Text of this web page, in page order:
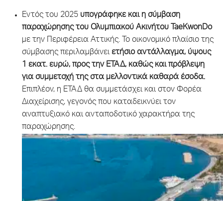
Εντός του 2025 υπογράφηκε και η σύμβαση
παραχώρησης του Ολυμπιακού Ακινήτου TaeKwonDo
με την Περιφέρεια Αττικής. Το οικονομικό πλαίσιο της
σύμβασης περιλαμβάνει ετήσιο αντάλλαγμα, ύψους
1 εκατ. ευρώ, προς την ΕΤΑΔ, καθώς και πρόβλεψη
για συμμετοχή της στα μελλοντικά καθαρά έσοδα.
Επιπλέον, η ΕΤΑΔ θα συμμετάσχει και στον Φορέα
Διαχείρισης, γεγονός που καταδεικνύει τον
αναπτυξιακό και ανταποδοτικό χαρακτήρα της
παραχώρησης.